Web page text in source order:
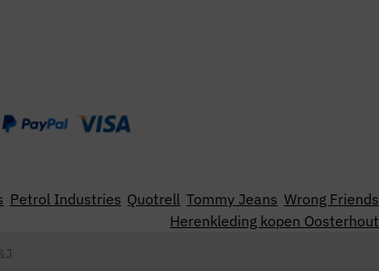
Petrol Industries Quotrell Tommy Jeans Wrong Friends
Herenkleding kopen Oosterhout